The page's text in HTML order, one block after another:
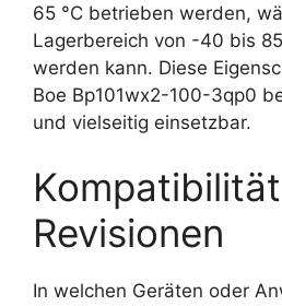
65 °C betrieben werden,
Lagerbereich von -40 bis
werden kann. Diese
Boe Bp101wx2-100-3qp0
und vielseitig einsetzbar.
Revisionen
In welchen Geräten oder